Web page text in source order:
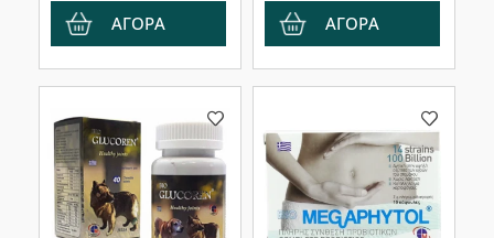
ΑΓΟΡΑ ΑΓΟΡΑ